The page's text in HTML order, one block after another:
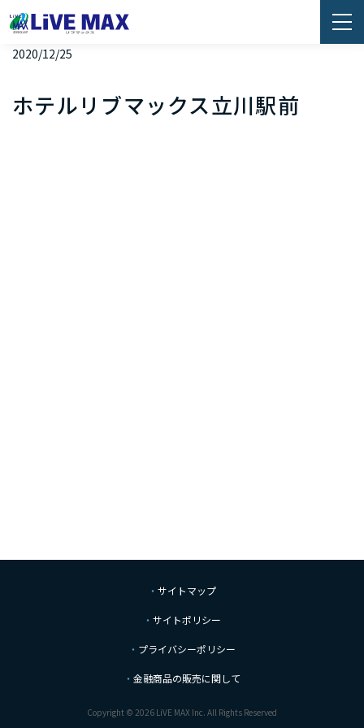
2020/12/25
ホテルリブマックス立川駅前
サイトマップ
サイトポリシー
プライバシーポリシー
金融商品の販売に関して
Copyright © 2026 LiVE MAX Inc. All Rights Reserved